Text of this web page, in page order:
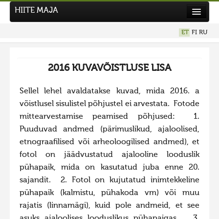
Uudised
Tegutse
Hiite kuvavõistlus 2026
VANEMAD KUVAVÕISTLUSED
Hiite kuvavõistlus 2025
HIITE MAJA
ET FI RU
2016 KUVAVÕISTLUSE LISA
Sellel lehel avaldatakse kuvad, mida 2016. a
võistlusel sisulistel põhjustel ei arvestata. Fotode
mittearvestamise peamised põhjused: 1.
Puuduvad andmed (pärimuslikud, ajaloolised,
etnograafilised või arheoloogilised andmed), et
fotol on jäädvustatud ajalooline looduslik
pühapaik, mida on kasutatud juba enne 20.
sajandit. 2. Fotol on kujutatud inimtekkeline
pühapaik (kalmistu, pühakoda vm) või muu
rajatis (linnamägi), kuid pole andmeid, et see